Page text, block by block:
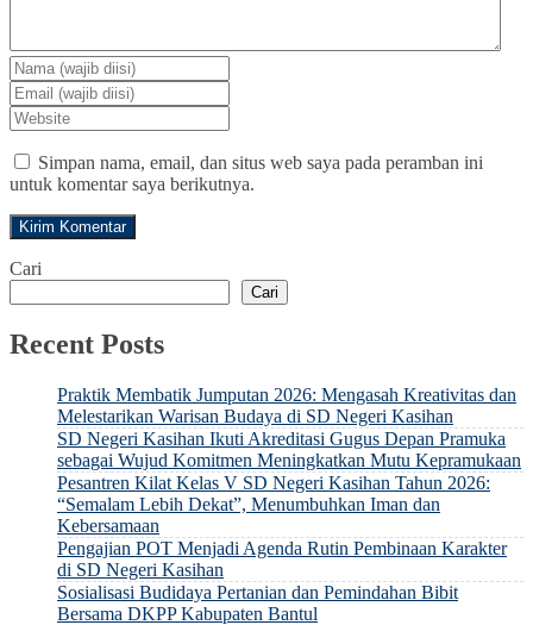
Simpan nama, email, dan situs web saya pada peramban ini
untuk komentar saya berikutnya.
Cari
Cari
Recent Posts
Praktik Membatik Jumputan 2026: Mengasah Kreativitas dan
Melestarikan Warisan Budaya di SD Negeri Kasihan
SD Negeri Kasihan Ikuti Akreditasi Gugus Depan Pramuka
sebagai Wujud Komitmen Meningkatkan Mutu Kepramukaan
Pesantren Kilat Kelas V SD Negeri Kasihan Tahun 2026:
“Semalam Lebih Dekat”, Menumbuhkan Iman dan
Kebersamaan
Pengajian POT Menjadi Agenda Rutin Pembinaan Karakter
di SD Negeri Kasihan
Sosialisasi Budidaya Pertanian dan Pemindahan Bibit
Bersama DKPP Kabupaten Bantul